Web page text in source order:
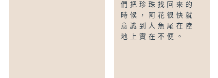
們把珍珠找回來的
時候，阿花很快就
意識到人魚尾在陸
地上實在不便。